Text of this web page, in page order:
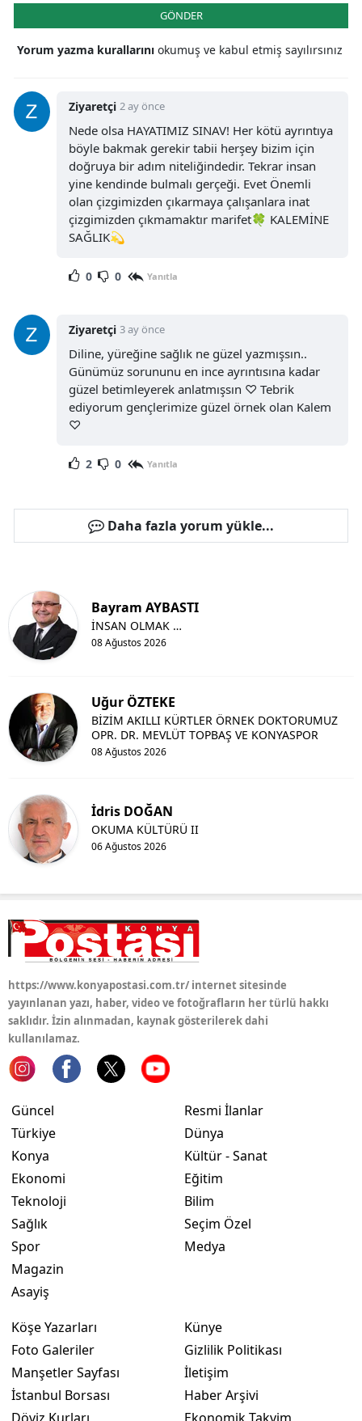
GÖNDER
Yorum yazma kurallarını okumuş ve kabul etmiş sayılırsınız
Ziyaretçi 2 ay önce
Nede olsa HAYATIMIZ SINAV! Her kötü ayrıntıya
böyle bakmak gerekir tabii herşey bizim için
doğruya bir adım niteliğindedir. Tekrar insan
yine kendinde bulmalı gerçeği. Evet Önemli
olan çizgimizden çıkarmaya çalışanlara inat
çizgimizden çıkmamaktır marifet🍀 KALEMİNE
SAĞLIK💫
0 0 Yanıtla
Ziyaretçi 3 ay önce
Diline, yüreğine sağlık ne güzel yazmışsın..
Günümüz sorununu en ince ayrıntısına kadar
güzel betimleyerek anlatmışsın ♡ Tebrik
ediyorum gençlerimize güzel örnek olan Kalem
♡
2 0 Yanıtla
Daha fazla yorum yükle...
Bayram AYBASTI
08 Ağustos 2026
İNSAN OLMAK …
Uğur ÖZTEKE
08 Ağustos 2026
BİZİM AKILLI KÜRTLER ÖRNEK DOKTORUMUZ
OPR. DR. MEVLÜT TOPBAŞ VE KONYASPOR
İdris DOĞAN
06 Ağustos 2026
OKUMA KÜLTÜRÜ II
https://www.konyapostasi.com.tr/ internet sitesinde
yayınlanan yazı, haber, video ve fotoğrafların her türlü hakkı
saklıdır. İzin alınmadan, kaynak gösterilerek dahi
kullanılamaz.
Güncel
Türkiye
Konya
Ekonomi
Teknoloji
Sağlık
Spor
Magazin
Asayiş
Resmi İlanlar
Dünya
Kültür - Sanat
Eğitim
Bilim
Seçim Özel
Medya
Köşe Yazarları
Foto Galeriler
Manşetler Sayfası
İstanbul Borsası
Künye
Gizlilik Politikası
İletişim
Haber Arşivi